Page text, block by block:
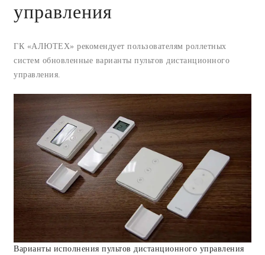
управления
ГК «АЛЮТЕХ» рекомендует пользователям роллетных
систем обновленные варианты пультов дистанционного
управления.
Варианты исполнения пультов дистанционного управления